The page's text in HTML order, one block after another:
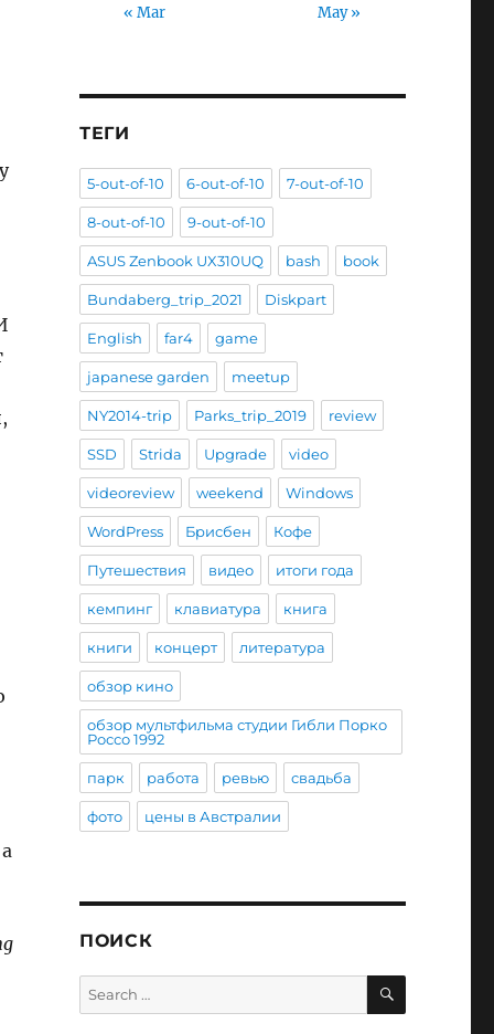
« Mar May »
ТЕГИ
5-out-of-10 6-out-of-10 7-out-of-10
8-out-of-10 9-out-of-10
ASUS Zenbook UX310UQ bash book
Bundaberg_trip_2021 Diskpart
English far4 game
japanese garden meetup
NY2014-trip Parks_trip_2019 review
SSD Strida Upgrade video
videoreview weekend Windows
WordPress Брисбен Кофе
Путешествия видео итоги года
кемпинг клавиатура книга
книги концерт литература
обзор кино
обзор мультфильма студии Гибли Порко
Россо 1992
парк работа ревью свадьба
фото цены в Австралии
ПОИСК
Search
for:
SEARCH